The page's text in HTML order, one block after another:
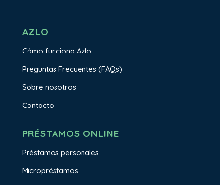
AZLO
Cómo funciona Azlo
Preguntas Frecuentes (FAQs)
Sobre nosotros
Contacto
PRÉSTAMOS ONLINE
Préstamos personales
Micropréstamos